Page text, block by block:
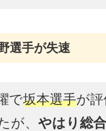
選手が失速
で坂本選手が
が、 やはり総